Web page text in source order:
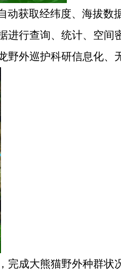
获取经纬度、海拔数
进行查询、统计、空间
外巡护科研信息化、
完成大熊猫野外种群状